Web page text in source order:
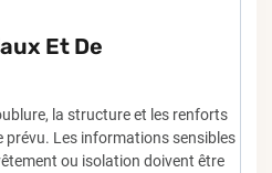
Et De
la structure et les renforts
prévu. Les informations sensibles
ou isolation doivent être